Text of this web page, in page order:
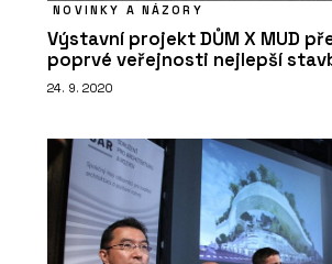
NOVINKY A NÁZORY
Výstavní projekt DŮM X MUD
poprvé veřejnosti nejlepší
24. 9. 2020